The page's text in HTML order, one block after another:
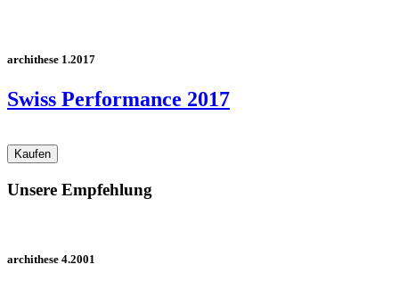
archithese 1.2017
Swiss Performance 2017
Unsere Empfehlung
archithese 4.2001